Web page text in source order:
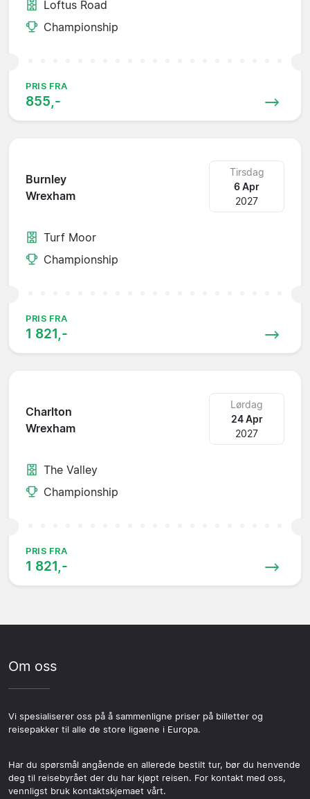
Loftus Road
Championship
PRIS FRA
855,-
Burnley
Wrexham
Tirsdag
6 Apr
2027
Turf Moor
Championship
PRIS FRA
1 821,-
Charlton
Wrexham
Lørdag
24 Apr
2027
The Valley
Championship
PRIS FRA
1 821,-
Om oss
Vi spesialiserer oss på å sammenligne priser på billetter og
reisepakker til alle de store ligaene i Europa.
Har du spørsmål angående en allerede bestilt tur, bør du henvende
deg til reisebyrået der du har kjøpt reisen. For kontakt med oss,
vennligst bruk kontaktskjemaet vårt.